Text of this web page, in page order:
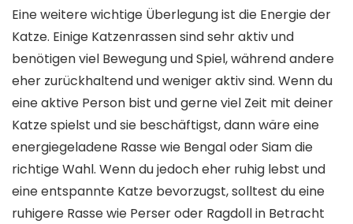
Eine weitere wichtige Überlegung ist die Energie der
Katze. Einige Katzenrassen sind sehr aktiv und
benötigen viel Bewegung und Spiel, während andere
eher zurückhaltend und weniger aktiv sind. Wenn du
eine aktive Person bist und gerne viel Zeit mit deiner
Katze spielst und sie beschäftigst, dann wäre eine
energiegeladene Rasse wie Bengal oder Siam die
richtige Wahl. Wenn du jedoch eher ruhig lebst und
eine entspannte Katze bevorzugst, solltest du eine
ruhigere Rasse wie Perser oder Ragdoll in Betracht